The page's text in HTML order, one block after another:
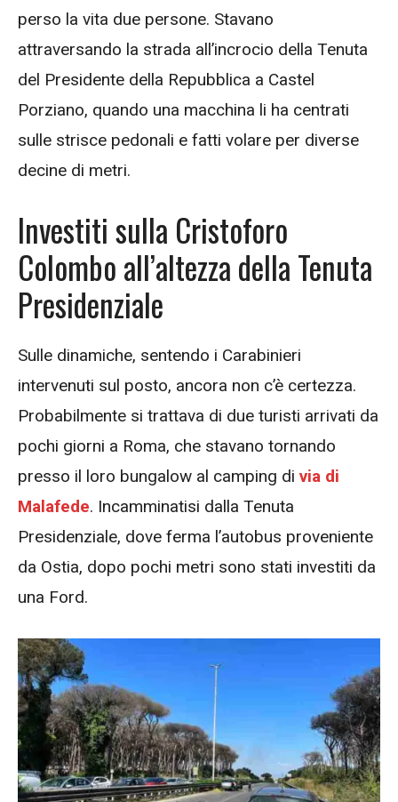
perso la vita due persone. Stavano
attraversando la strada all’incrocio della Tenuta
del Presidente della Repubblica a Castel
Porziano, quando una macchina li ha centrati
sulle strisce pedonali e fatti volare per diverse
decine di metri.
Investiti sulla Cristoforo
Colombo all’altezza della Tenuta
Presidenziale
Sulle dinamiche, sentendo i Carabinieri
intervenuti sul posto, ancora non c’è certezza.
Probabilmente si trattava di due turisti arrivati da
pochi giorni a Roma, che stavano tornando
presso il loro bungalow al camping di via di
Malafede. Incamminatisi dalla Tenuta
Presidenziale, dove ferma l’autobus proveniente
da Ostia, dopo pochi metri sono stati investiti da
una Ford.